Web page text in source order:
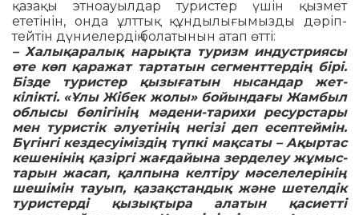
қазақы этноауылдар ту­ристер үшін қызмет
ететінін, онда ұлт­тық құндылығымызды дәріп­
тей­тін дүниелердің болатынын атап өтті:
– Халықаралық нарықта туризм индустриясы
өте көп қаражат тар­та­тын сегменттердің бірі.
Бізде ту­рис­тер қызығатын нысандар жет­
кілікті. «Ұлы Жібек жолы» бо­­йын­дағы Жам­был
облысы бөлі­гінің мәдени-тарихи ресурстары
мен туристік әлуетінің негізі деп есептеймін.
Бү­­гінгі кездесуіміздің түпкі мақсаты – Ақыртас
кешенінің қазіргі жағ­дайына зерделеу жұмыс­
тарын жа­сап, қалпына келтіру мәсе­­ле­ле­рі­нің
шешімін тауып, қазақстандық жә­не шетелдік
турис­терді қызық­ты­ра алатын қасиетті